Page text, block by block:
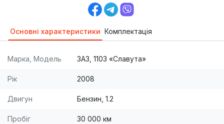
Основні характеристики Комплектація
Марка, Модель ЗАЗ, 1103 «Славута»
Рік 2008
Двигун Бензин, 1.2
Пробіг 30 000 км